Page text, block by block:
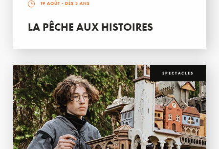
19 AOÛT - DÈS 3 ANS
LA PÊCHE AUX HISTOIRES
SPECTACLES